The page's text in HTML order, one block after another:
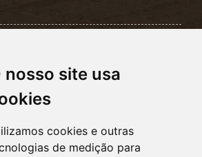
nosso site usa
cookies e outras
de medição para
e Meio Ambiente
Social
Econômico